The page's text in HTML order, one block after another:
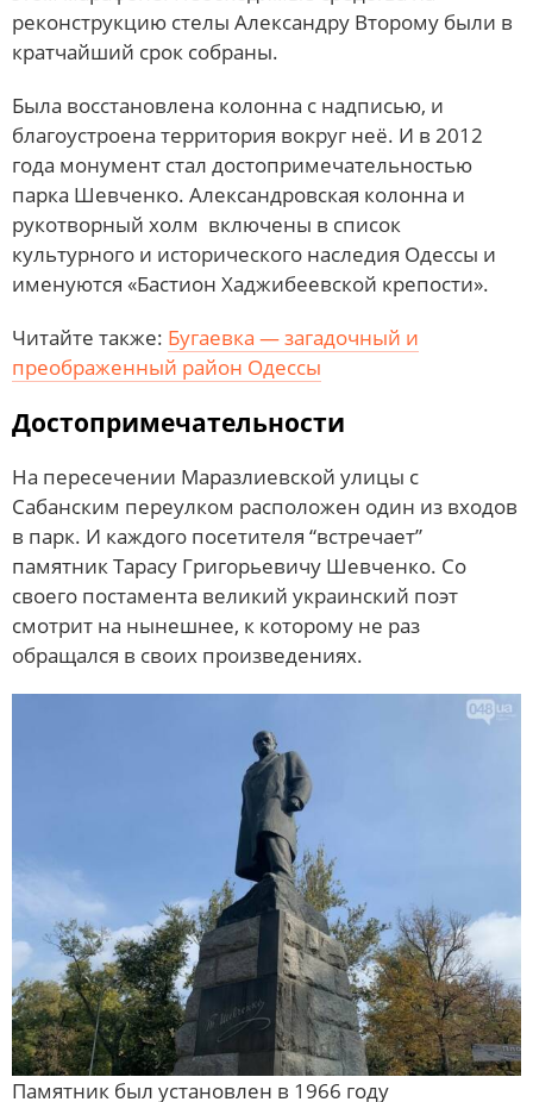
реконструкцию стелы Александру Второму были в
кратчайший срок собраны.
Была восстановлена колонна с надписью, и
благоустроена территория вокруг неё. И в 2012
года монумент стал достопримечательностью
парка Шевченко. Александровская колонна и
рукотворный холм включены в список
культурного и исторического наследия Одессы и
именуются «Бастион Хаджибеевской крепости».
Читайте также: Бугаевка — загадочный и
преображенный район Одессы
Достопримечательности
На пересечении Маразлиевской улицы с
Сабанским переулком расположен один из входов
в парк. И каждого посетителя “встречает”
памятник Тарасу Григорьевичу Шевченко. Со
своего постамента великий украинский поэт
смотрит на нынешнее, к которому не раз
обращался в своих произведениях.
Памятник был установлен в 1966 году